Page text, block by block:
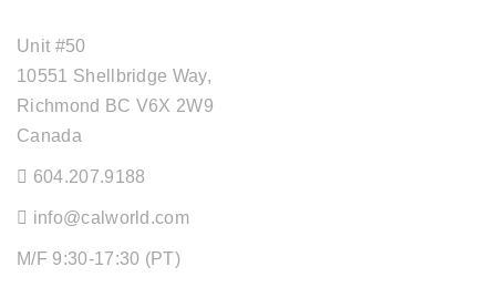
Unit #50
10551 Shellbridge Way,
Richmond BC V6X 2W9
Canada
604.207.9188
info@calworld.com
M/F 9:30-17:30 (PT)